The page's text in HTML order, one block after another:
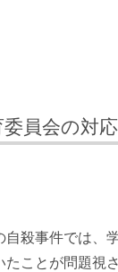
員会の対
自殺事件では、
ことが問題視